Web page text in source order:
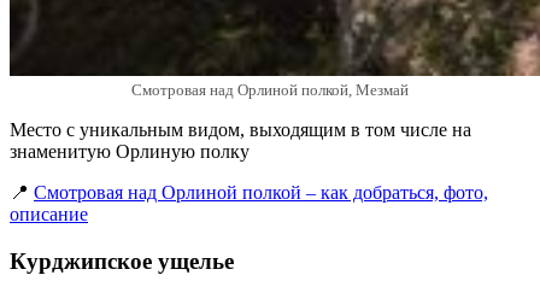
Смотровая над Орлиной полкой, Мезмай
Место с уникальным видом, выходящим в том числе на
знаменитую Орлиную полку
📍 Смотровая над Орлиной полкой – как добраться, фото,
описание
Курджипское ущелье